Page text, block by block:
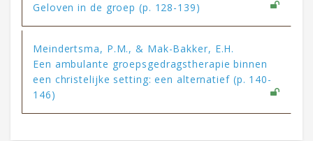
Geloven in de groep (p. 128-139)
Meindertsma, P.M., & Mak-Bakker, E.H.
Een ambulante groepsgedragstherapie binnen
een christelijke setting: een alternatief (p. 140-
146)